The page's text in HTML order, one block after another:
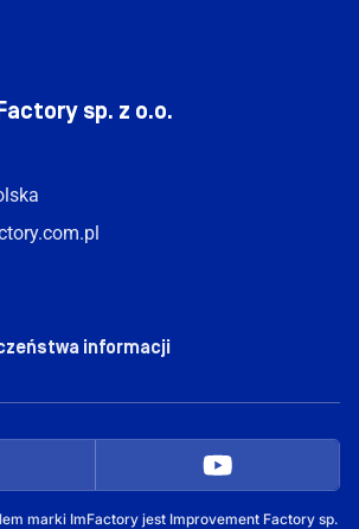
sp. z o.o.
informacji
marki ImFactory jest Improvement Factory sp.